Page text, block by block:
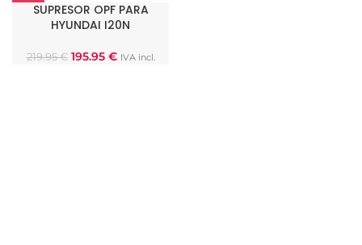
SUPRESOR OPF PARA
HYUNDAI I20N
219.95€ 195.95 € IVA incl.